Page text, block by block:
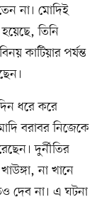
না। মোদিই
তিনি
কাটিয়ার পর্যন্ত
ধরে করে
বরাবর নিজেকে
দুর্নীতির
না খানে
দেব না। এ ঘটনা